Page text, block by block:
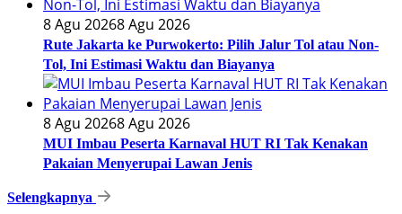
8 Agu 20268 Agu 2026
Rute Jakarta ke Purwokerto: Pilih Jalur Tol atau Non-
Tol, Ini Estimasi Waktu dan Biayanya
8 Agu 20268 Agu 2026
MUI Imbau Peserta Karnaval HUT RI Tak Kenakan
Pakaian Menyerupai Lawan Jenis
Selengkapnya